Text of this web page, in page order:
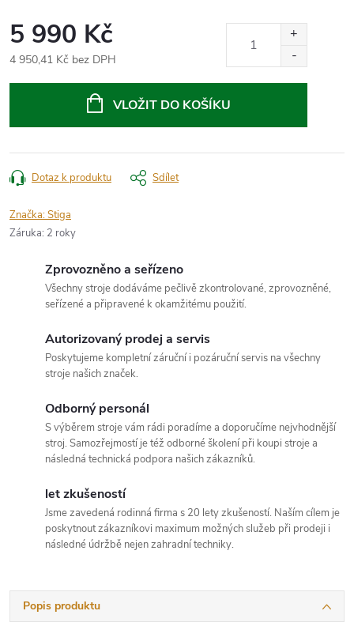
5 990 Kč
4 950,41 Kč bez DPH
VLOŽIT DO KOŠÍKU
Dotaz k produktu Sdílet
Značka:Stiga
Záruka: 2 roky
Zprovozněno a seřízeno
Všechny stroje dodáváme pečlivě zkontrolované, zprovozněné,
seřízené a připravené k okamžitému použití.
Autorizovaný prodej a servis
Poskytujeme kompletní záruční i pozáruční servis na všechny
stroje našich značek.
Odborný personál
S výběrem stroje vám rádi poradíme a doporučíme nejvhodnější
stroj. Samozřejmostí je též odborné školení při koupi stroje a
následná technická podpora našich zákazníků.
let zkušeností
Jsme zavedená rodinná firma s 20 lety zkušeností. Naším cílem je
poskytnout zákazníkovi maximum možných služeb při prodeji i
následné údržbě nejen zahradní techniky.
Popis produktu